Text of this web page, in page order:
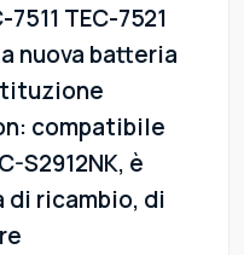
TEC-7521
nuova batteria
compatibile
S2912NK, è
ricambio, di